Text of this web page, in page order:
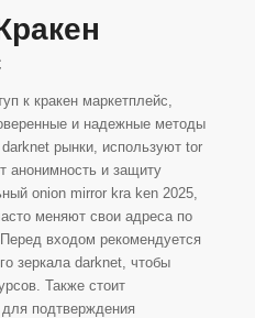
к кракен маркетплейс,
и надежные методы
рынки, используют tor
анонимность и защиту
onion mirror kra ken 2025,
меняют свои адреса по
входом рекомендуется
зеркала darknet, чтобы
Также стоит
подтверждения